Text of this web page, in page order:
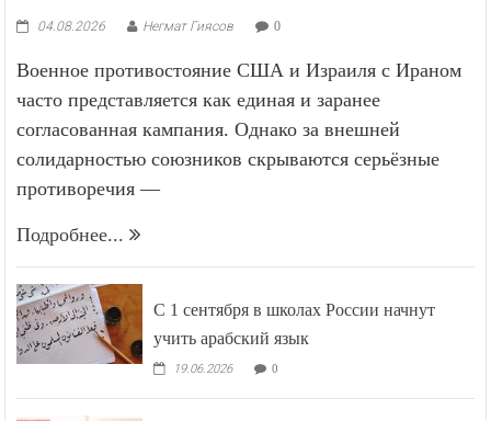
04.08.2026 Негмат Гиясов 0
Военное противостояние США и Израиля с Ираном
часто представляется как единая и заранее
согласованная кампания. Однако за внешней
солидарностью союзников скрываются серьёзные
противоречия —
Подробнее...
С 1 сентября в школах России начнут
учить арабский язык
19.06.2026 0